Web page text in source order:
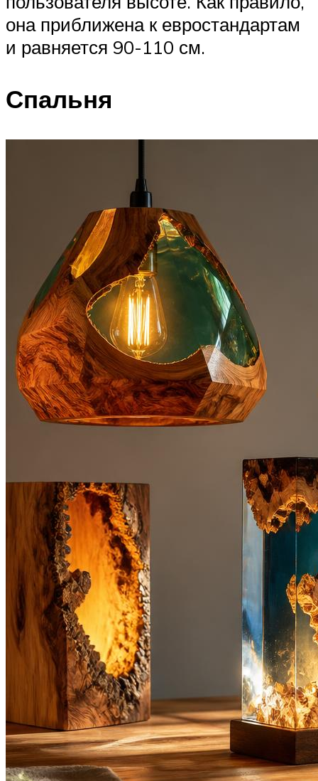
она приближена к евростандартам
и равняется 90-110 см.
Спальня